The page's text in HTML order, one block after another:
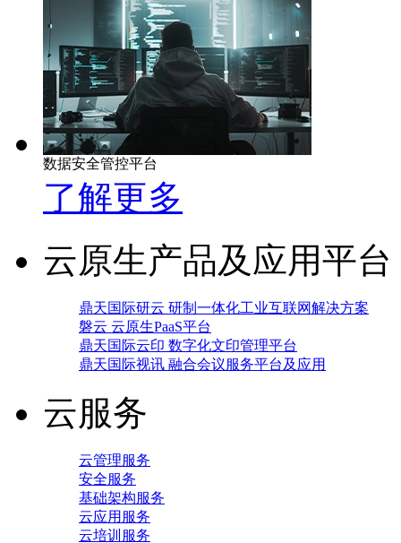
数据安全管控平台
了解更多
云原生产品及应用平台
鼎天国际研云 研制一体化工业互联网解决方案
磐云 云原生PaaS平台
鼎天国际云印 数字化文印管理平台
鼎天国际视讯 融合会议服务平台及应用
云服务
云管理服务
安全服务
基础架构服务
云应用服务
云培训服务